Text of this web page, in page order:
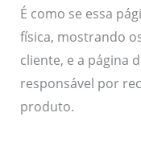
É como se essa
física, mostrando
cliente, e a página
responsável por
produto.